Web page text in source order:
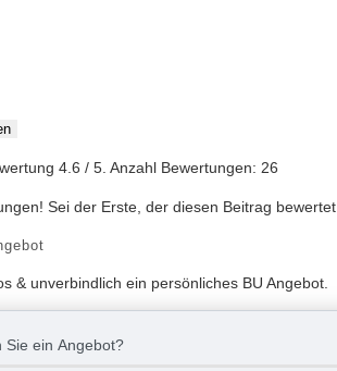
4.6 / 5. Anzahl Bewertungen: 26
Sei der Erste, der diesen Beitrag
& unverbindlich ein persönliches BU Angebot.
Sie ein Angebot?